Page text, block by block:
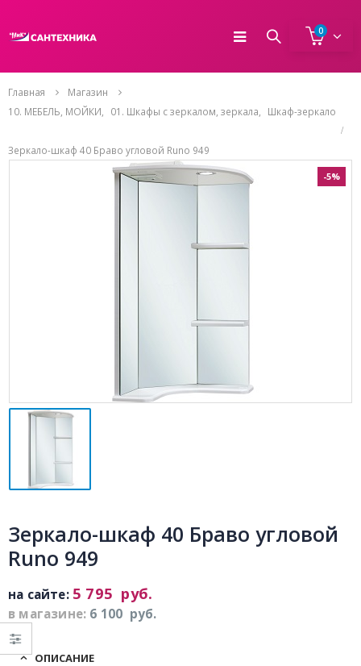
0
Главная
Магазин
10. МЕБЕЛЬ, МОЙКИ
01. Шкафы с зеркалом, зеркала Шкаф-зеркало
Зеркало-шкаф 40 Браво угловой Runo 949
-5%
Зеркало-шкаф 40 Браво угловой
Runo 949
в магазине: 6 100 руб.
на сайте: 5 795 руб.
ОПИСАНИЕ